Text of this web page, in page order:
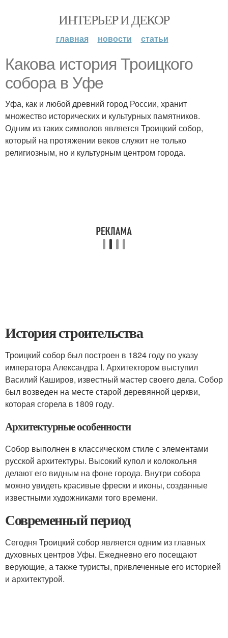
ИНТЕРЬЕР И ДЕКОР
главная новости статьи
Какова история Троицкого
собора в Уфе
Уфа, как и любой древний город России, хранит
множество исторических и культурных памятников.
Одним из таких символов является Троицкий собор,
который на протяжении веков служит не только
религиозным, но и культурным центром города.
История строительства
Троицкий собор был построен в 1824 году по указу
императора Александра I. Архитектором выступил
Василий Каширов, известный мастер своего дела. Собор
был возведен на месте старой деревянной церкви,
которая сгорела в 1809 году.
Архитектурные особенности
Собор выполнен в классическом стиле с элементами
русской архитектуры. Высокий купол и колокольня
делают его видным на фоне города. Внутри собора
можно увидеть красивые фрески и иконы, созданные
известными художниками того времени.
Современный период
Сегодня Троицкий собор является одним из главных
духовных центров Уфы. Ежедневно его посещают
верующие, а также туристы, привлеченные его историей
и архитектурой.